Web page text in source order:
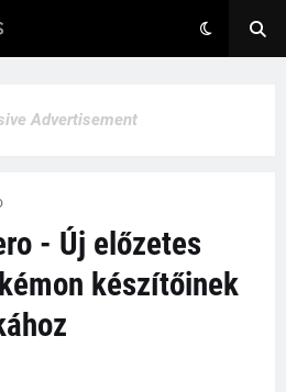
Advertisement
- Új előzetes
készítőinek